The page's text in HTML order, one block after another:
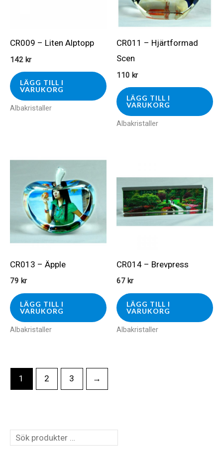
CR009 – Liten Alptopp
142 kr
LÄGG TILL I
VARUKORG
Albakristaller
CR011 – Hjärtformad
Scen
110 kr
LÄGG TILL I
VARUKORG
Albakristaller
CR013 – Äpple
79 kr
LÄGG TILL I
VARUKORG
Albakristaller
CR014 – Brevpress
67 kr
LÄGG TILL I
VARUKORG
Albakristaller
1 2 3 →